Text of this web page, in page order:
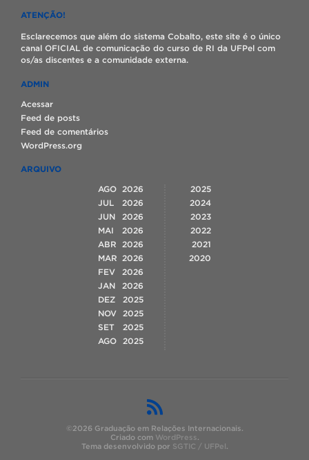
ATENÇÃO!
Esclarecemos que além do sistema Cobalto, este site é o único
canal OFICIAL de comunicação do curso de RI da UFPel com
os/as discentes e a comunidade externa.
ADMIN
Acessar
Feed de posts
Feed de comentários
WordPress.org
ARQUIVO
AGO
2026
JUL
2026
JUN
2026
MAI
2026
ABR
2026
MAR
2026
FEV
2026
JAN
2026
DEZ
2025
NOV
2025
SET
2025
AGO
2025
2025
2024
2023
2022
2021
2020
©2026 Graduação em Relações Internacionais.
Criado com WordPress.
Tema desenvolvido por SGTIC / UFPel.